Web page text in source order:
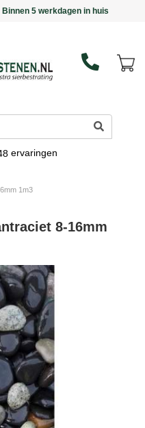
in huis
ervaringen
1m3
8-16mm